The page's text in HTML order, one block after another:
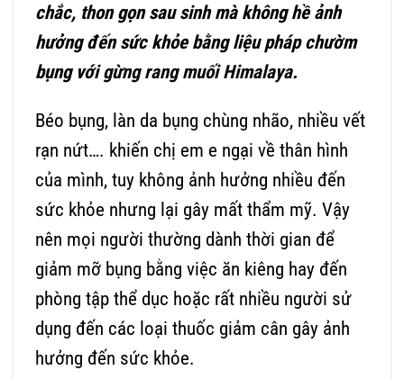
chắc, thon gọn sau sinh mà không hề ảnh
hưởng đến sức khỏe bằng liệu pháp chườm
bụng vớigừng rang muối Himalaya.
Béo bụng, làn da bụng chùng nhão, nhiều vết
rạn nứt…. khiến chị em e ngại về thân hình
của mình, tuy không ảnh hưởng nhiều đến
sức khỏe nhưng lại gây mất thẩm mỹ. Vậy
nên mọi người thường dành thời gian để
giảm mỡ bụng bằng việc ăn kiêng hay đến
phòng tập thể dục hoặc rất nhiều người sử
dụng đến các loại thuốc giảm cân gây ảnh
hưởng đến sức khỏe.